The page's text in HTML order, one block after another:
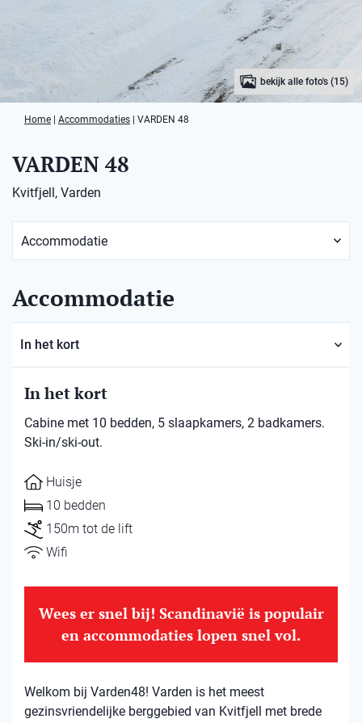
bekijk alle foto's (15)
Home Accommodaties VARDEN 48
VARDEN 48
Kvitfjell, Varden
Accommodatie
In het kort
In het kort
Cabine met 10 bedden, 5 slaapkamers, 2 badkamers.
Ski-in/ski-out.
Huisje
10 bedden
150m tot de lift
Wifi
Wees er snel bij! Scandinavië is populair
en accommodaties lopen snel vol.
Welkom bij Varden48! Varden is het meest
gezinsvriendelijke berggebied van Kvitfjell met brede